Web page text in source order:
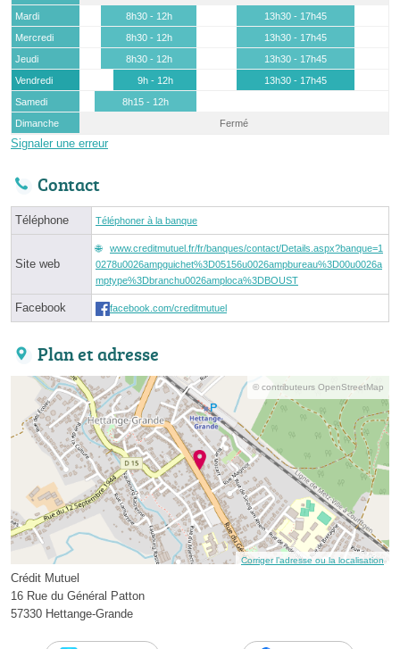
Mardi
8h30 - 12h
13h30 - 17h45
Mercredi
8h30 - 12h
13h30 - 17h45
Jeudi
8h30 - 12h
13h30 - 17h45
Vendredi
9h - 12h
13h30 - 17h45
Samedi
8h15 - 12h
Dimanche
Fermé
Signaler une erreur
Contact
Téléphone Téléphoner à la banque
Site web
www.creditmutuel.fr/fr/banques/contact/Details.aspx?banque=1
0278u0026ampguichet%3D05156u0026ampbureau%3D00u0026a
mptype%3Dbranchu0026amploca%3DBOUST
Facebook facebook.com/creditmutuel
Plan et adresse
© contributeurs OpenStreetMap
Corriger l’adresse ou la localisation
Crédit Mutuel
16 Rue du Général Patton
57330 Hettange-Grande